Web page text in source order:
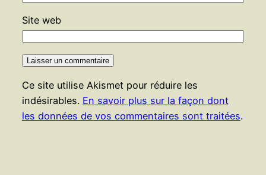
Site web
Ce site utilise Akismet pour réduire les
indésirables. En savoir plus sur la façon dont
les données de vos commentaires sont traitées.